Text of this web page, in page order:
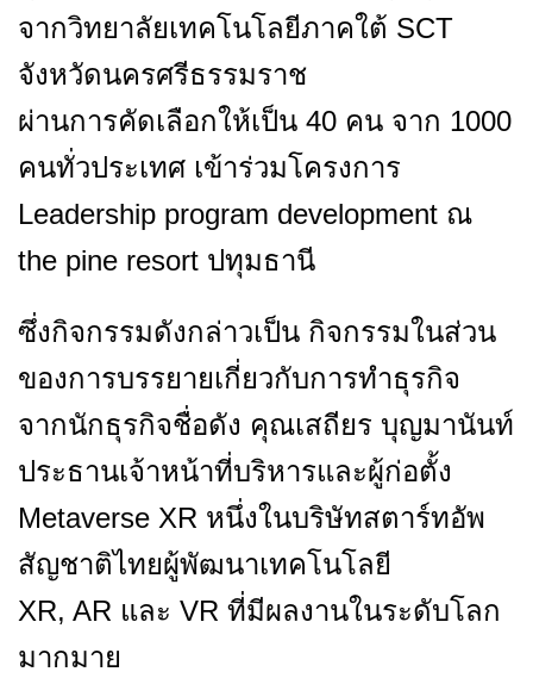
จากวิทยาลัยเทคโนโลยีภาคใต้
จังหวัดนครศรีธรรมราช
ผ่านการคัดเลือกให้เป็น 40 คน จาก
คนทั่วประเทศ
Leadership program development
the pine resort ปทุมธานี
ซึ่งกิจกรรมดังกล่าวเป็น กิจกรรมในส่วน
ของการบรรยายเกี่ยวกับการทำธุรกิจ
จากนักธุรกิจชื่อดัง คุณเสถียร บุญมานันท์
ประธานเจ้าหน้าที่บริหารและผู้ก่อตั้ง
Metaverse XR หนึ่งในบริษัทสตาร์ทอัพ
สัญชาติไทยผู้พัฒนาเทคโนโลยี
XR, AR และ VR ที่มีผลงานในระดับโลก
มากมาย